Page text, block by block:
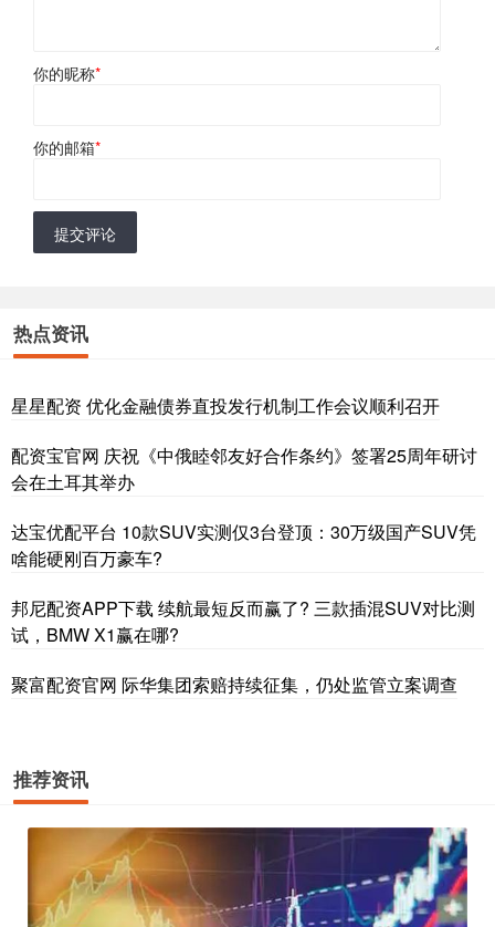
你的昵称*
你的邮箱*
提交评论
热点资讯
星星配资 优化金融债券直投发行机制工作会议顺利召开
配资宝官网 庆祝《中俄睦邻友好合作条约》签署25周年研讨
会在土耳其举办
达宝优配平台 10款SUV实测仅3台登顶：30万级国产SUV凭
啥能硬刚百万豪车?
邦尼配资APP下载 续航最短反而赢了? 三款插混SUV对比测
试，BMW X1赢在哪?
聚富配资官网 际华集团索赔持续征集，仍处监管立案调查
推荐资讯